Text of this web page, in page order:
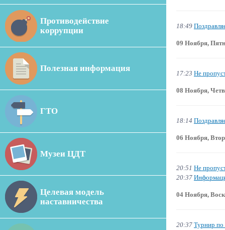
Противодействие
коррупции
Полезная информация
ГТО
Музеи ЦДТ
Целевая модель
наставничества
18:49
09 Ноября,
17:23 Не
08 Ноября,
18:14
06 Ноября,
20:51 Не
20:37
04 Ноября,
20:37 Турнир по